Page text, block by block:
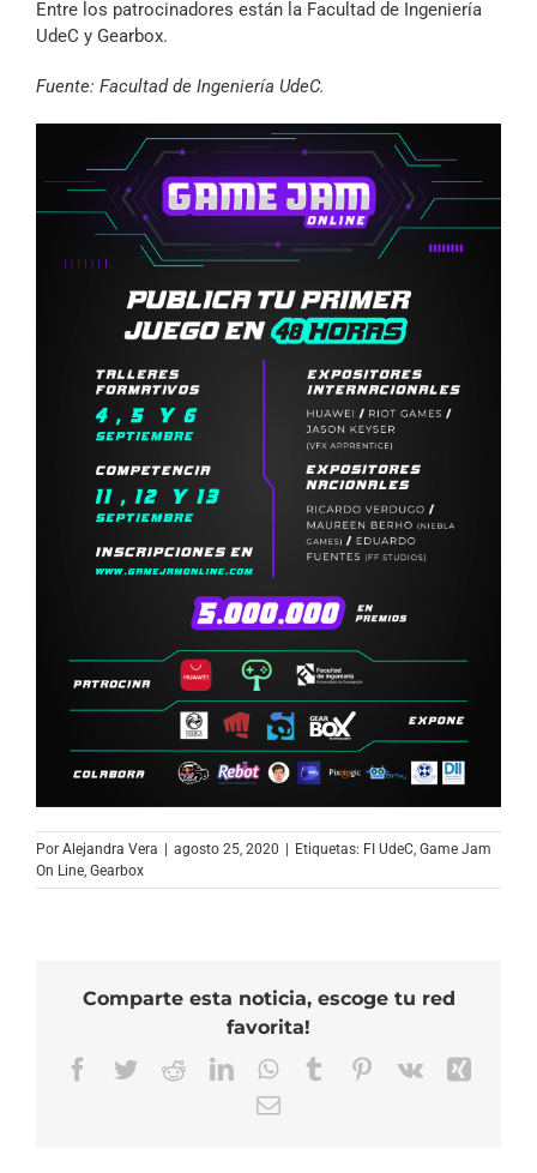
Entre los patrocinadores están la Facultad de Ingeniería
UdeC y Gearbox.
Fuente: Facultad de Ingeniería UdeC.
Por Alejandra Vera agosto 25, 2020 Etiquetas: FI UdeC, Game Jam
On Line, Gearbox
Comparte esta noticia, escoge tu red
favorita!
Facebook
TwitterRedditLinkedInWhatsApp
TumblrPinterest
Vk
Correo